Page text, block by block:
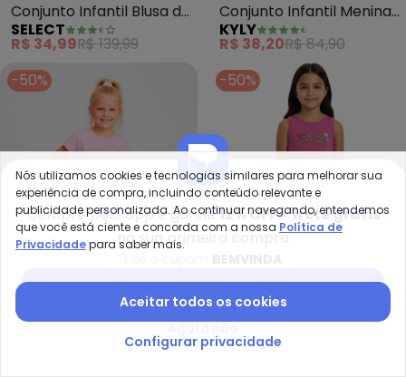
Conjunto Infantil Blusa de
Alça e Short (Rosa)
SELECT
R$ 34,99R$ 139,99
Conjunto Infantil Menina
Ursinho (Rosa)
KYLY
R$ 38,20R$ 84,90
-50%
Laluna - Conjunto Feminino
Conjunto Feminino Hello
Happy Flores(Rosa
-50%
Conjunto Good Times Are
Coming (Rosa)
Compre pelo app e ganhe12% OFF + frete grátis
na sua primeira compra
Nós utilizamos cookies e tecnologias similares para melhorar sua
experiência de compra, incluindo conteúdo relevante e
publicidade personalizada. Ao continuar navegando, entendemos
que você está ciente e concorda com a nossa Política de
Privacidadepara saber mais.
Aceitar todos os cookies
Configurar privacidade